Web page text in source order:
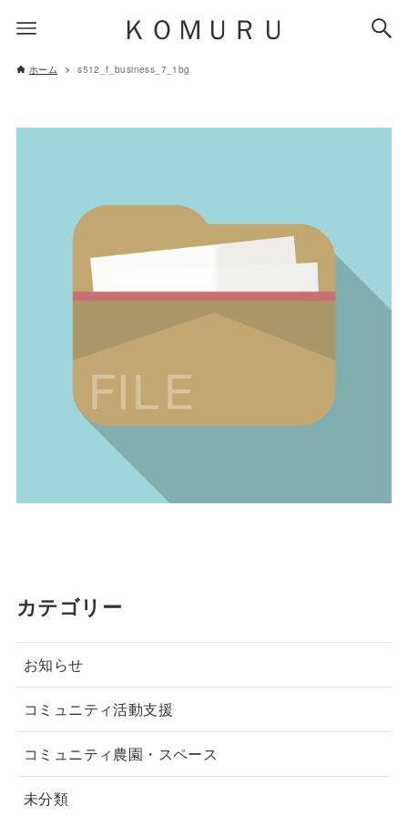
ＫＯＭＵＲＵ
ホーム s512_f_business_7_1bg
カテゴリー
お知らせ
コミュニティ活動支援
コミュニティ農園・スペース
未分類